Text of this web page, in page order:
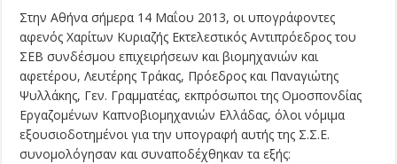
Στην Αθήνα σήμερα 14 Μαΐου 2013, οι υπογράφοντες
αφενός Χαρίτων Κυριαζής Εκτελεστικός Αντιπρόεδρος του
ΣΕΒ συνδέσμου επιχειρήσεων και βιομηχανιών και
αφετέρου, Λευτέρης Τράκας, Πρόεδρος και Παναγιώτης
Ψυλλάκης, Γεν. Γραμματέας, εκπρόσωποι της Ομοσπονδίας
Εργαζομένων Καπνοβιομηχανιών Ελλάδας, όλοι νόμιμα
εξουσιοδοτημένοι για την υπογραφή αυτής της Σ.Σ.Ε.
συνομολόγησαν και συναποδέχθηκαν τα εξής: